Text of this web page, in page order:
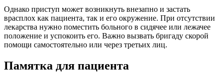
Однако приступ может возникнуть внезапно и застать
врасплох как пациента, так и его окружение. При отсутствии
лекарства нужно поместить больного в сидячее или лежачее
положение и успокоить его. Важно вызвать бригаду скорой
помощи самостоятельно или через третьих лиц.
Памятка для пациента